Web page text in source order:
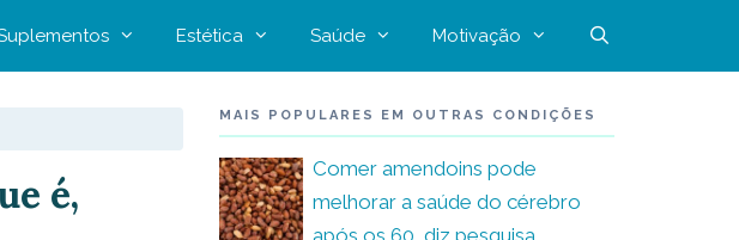
Estética Saúde Motivação
é,
MAIS POPULARES EM OUTRAS CONDIÇÕES
Comer amendoins pode
melhorar a saúde do cérebro
após os 60, diz pesquisa